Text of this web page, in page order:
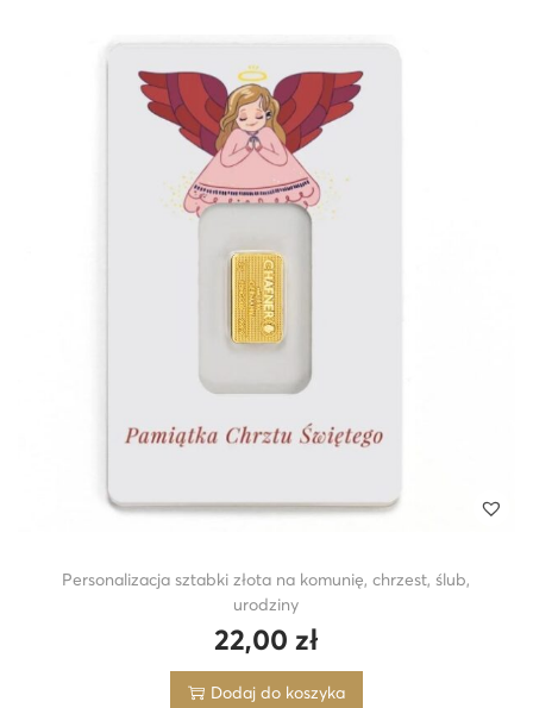
Personalizacja sztabki złota na komunię, chrzest, ślub,
urodziny
22,00 zł
Dodaj do koszyka